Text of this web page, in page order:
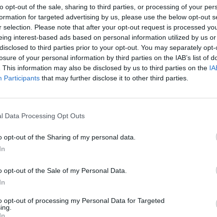
opt-out of the sale, sharing to third parties, or processing of your
for targeted advertising by us, please use the below opt-out
selection. Please note that after your opt-out request is processed
interest-based ads based on personal information utilized by us
to third parties prior to your opt-out. You may separately
of your personal information by third parties on the IAB’s list of
This information may also be disclosed by us to third parties on the
Participants that may further disclose it to other third parties.
Data Processing Opt Outs
opt-out of the Sharing of my personal data.
opt-out of the Sale of my Personal Data.
opt-out of processing my Personal Data for Targeted
Άμυνας: «Θα
για την προσάραξη
Σώοι στην Ίο οι 205 επιβάτες
Blue Star Patmos
30/08/2017 - 03:00
το Flying Cat